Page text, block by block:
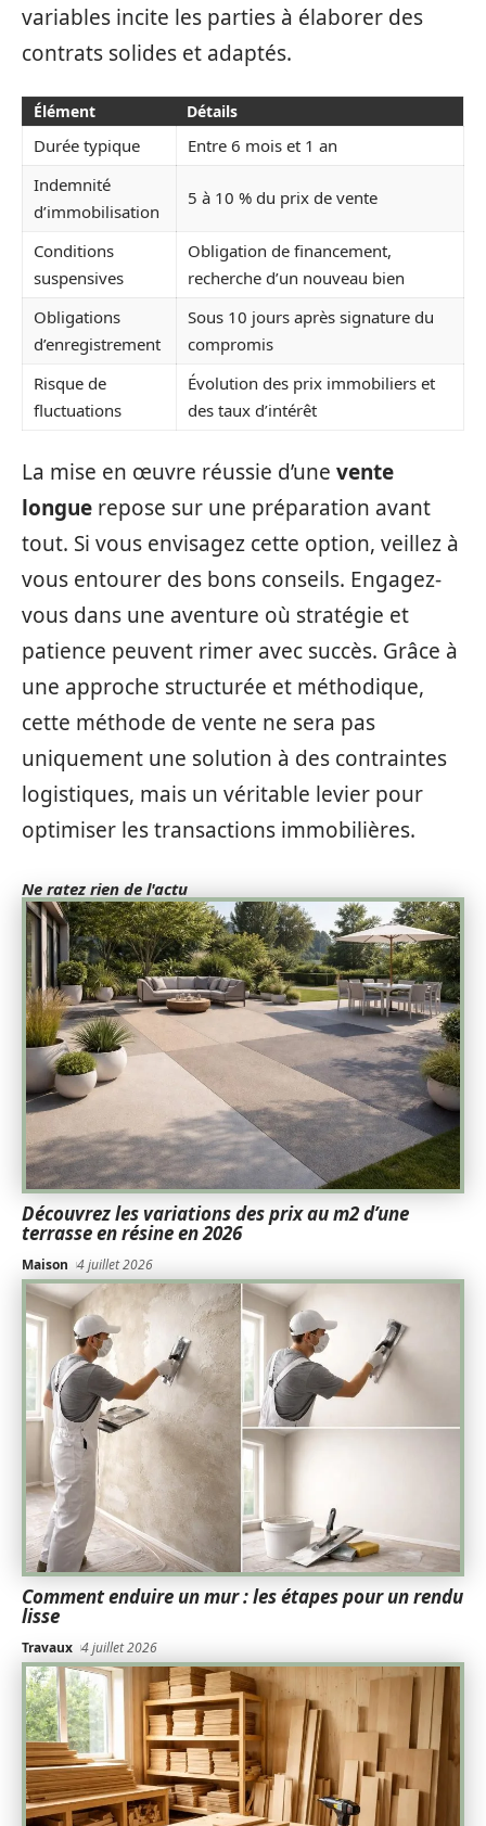
variables incite les parties à élaborer des
contrats solides et adaptés.
Élément Détails
Durée typique
Entre 6 mois et 1 an
Indemnité
d’immobilisation
5 à 10 % du prix de vente
Conditions
suspensives
Obligation de financement,
recherche d’un nouveau bien
Obligations
d’enregistrement
Sous 10 jours après signature du
compromis
Risque de
fluctuations
Évolution des prix immobiliers et
des taux d’intérêt
La mise en œuvre réussie d’une vente
longue repose sur une préparation avant
tout. Si vous envisagez cette option, veillez à
vous entourer des bons conseils. Engagez-
vous dans une aventure où stratégie et
patience peuvent rimer avec succès. Grâce à
une approche structurée et méthodique,
cette méthode de vente ne sera pas
uniquement une solution à des contraintes
logistiques, mais un véritable levier pour
optimiser les transactions immobilières.
Ne ratez rien de l'actu
Découvrez les variations des prix au m2 d’une
terrasse en résine en 2026
Maison 4 juillet 2026
Comment enduire un mur : les étapes pour un rendu
lisse
Travaux 4 juillet 2026